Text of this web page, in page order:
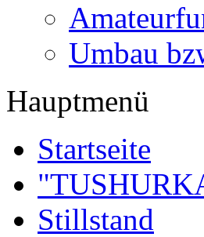
Umbau
Hauptmenü
Startseite
Stillstand